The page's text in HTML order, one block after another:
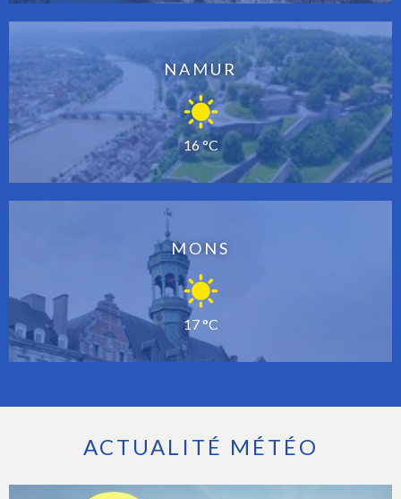
NAMUR
16 °C
MONS
17 °C
ACTUALITÉ MÉTÉO